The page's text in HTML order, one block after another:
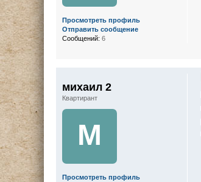
Просмотреть профиль
Отправить сообщение
Сообщений: 6
михаил 2
Квартирант
М
Просмотреть профиль